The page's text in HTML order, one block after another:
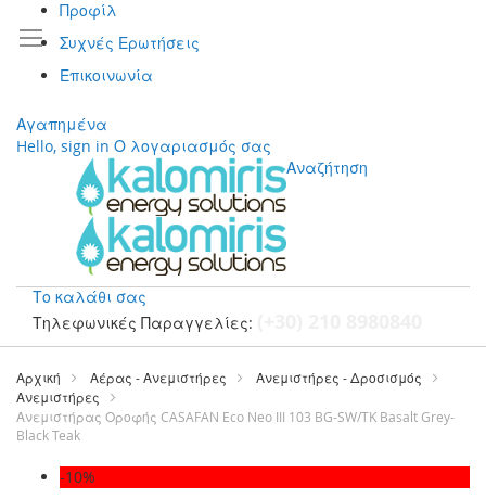
Προφίλ
Συχνές Ερωτήσεις
Επικοινωνία
Αγαπημένα
Hello, sign in Ο λογαριασμός σας
Αναζήτηση
Το καλάθι σας
Τηλεφωνικές Παραγγελίες:
Μετάβαση
περιεχόμενο
Αρχική Αέρας - Ανεμιστήρες
Ανεμιστήρες - Δροσισμός
Ανεμιστήρες
Ανεμιστήρας Οροφής CASAFAN Eco Neo III 103 BG-SW/TK Basalt Grey-
Black Teak
Μετάβαση
-10%